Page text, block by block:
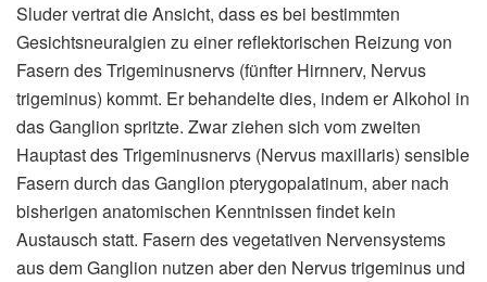
Sluder vertrat die Ansicht, dass es bei bestimmten
Gesichtsneuralgien zu einer reflektorischen Reizung von
Fasern des Trigeminusnervs (fünfter Hirnnerv, Nervus
trigeminus) kommt. Er behandelte dies, indem er Alkohol in
das Ganglion spritzte. Zwar ziehen sich vom zweiten
Hauptast des Trigeminusnervs (Nervus maxillaris) sensible
Fasern durch das Ganglion pterygopalatinum, aber nach
bisherigen anatomischen Kenntnissen findet kein
Austausch statt. Fasern des vegetativen Nervensystems
aus dem Ganglion nutzen aber den Nervus trigeminus und